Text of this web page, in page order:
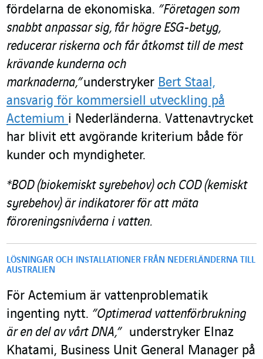
fördelarna de ekonomiska. ”Företagen som
snabbt anpassar sig, får högre ESG-betyg,
reducerar riskerna och får åtkomst till de mest
krävande kunderna och
marknaderna,”understryker Bert Staal,
ansvarig för kommersiell utveckling på
Actemium i Nederländerna. Vattenavtrycket
har blivit ett avgörande kriterium både för
kunder och myndigheter.
*BOD (biokemiskt syrebehov) och COD (kemiskt
syrebehov) är indikatorer för att mäta
föroreningsnivåerna i vatten.
LÖSNINGAR OCH INSTALLATIONER FRÅN NEDERLÄNDERNA TILL
AUSTRALIEN
För Actemium är vattenproblematik
ingenting nytt. ”Optimerad vattenförbrukning
är en del av vårt DNA,” understryker Elnaz
Khatami, Business Unit General Manager på